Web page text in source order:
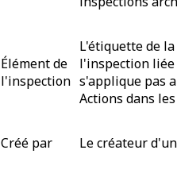
Élément de
l'inspection
L'étiquette de
l'inspection liée
s'applique pas
Actions dans
Créé par Le créateur